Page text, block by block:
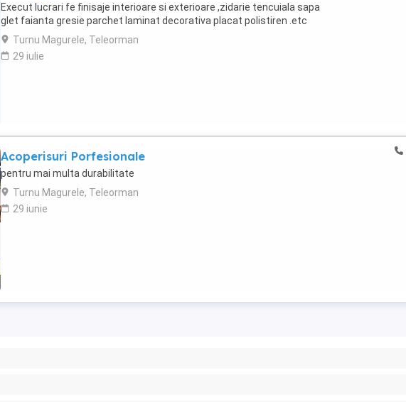
Execut lucrari fe finisaje interioare si exterioare ,zidarie tencuiala sapa
glet faianta gresie parchet laminat decorativa placat polistiren .etc
Turnu Magurele, Teleorman
29 iulie
Acoperisuri Porfesionale
pentru mai multa durabilitate
Turnu Magurele, Teleorman
29 iunie